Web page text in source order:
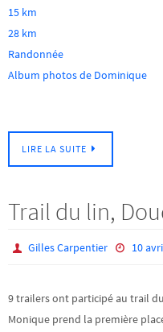
15 km
28 km
Randonnée
Album photos de Dominique
LIRE LA SUITE
Trail du lin,
Gilles Carpentier 10
9 trailers ont participé au trail
Monique prend la première